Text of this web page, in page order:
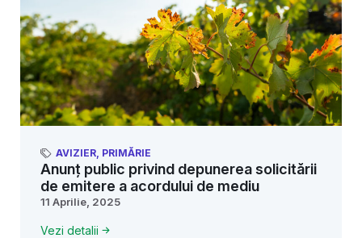
AVIZIER, PRIMĂRIE
Anunț public privind depunerea solicitării
de emitere a acordului de mediu
11 Aprilie, 2025
Vezi detalii